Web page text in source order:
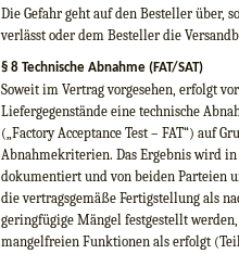
Die Gefahr geht auf den Besteller über,
verlässt oder dem Besteller die
§ 8 Technische Abnahme (FAT/SAT)
Soweit im Vertrag vorgesehen, erfolgt
Liefergegenstände eine technische
(„Factory Acceptance Test – FAT“) auf
Abnahmekriterien. Das Ergebnis wird
dokumentiert und von beiden Parteien
die vertragsgemäße Fertigstellung als
geringfügige Mängel festgestellt
mangelfreien Funktionen als erfolgt